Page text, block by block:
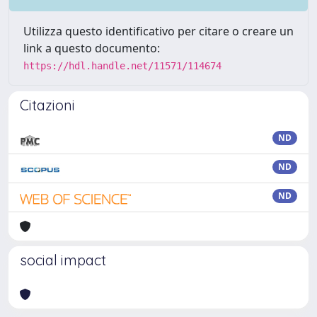
Utilizza questo identificativo per citare o creare un
link a questo documento:
https://hdl.handle.net/11571/114674
Citazioni
ND
ND
ND
social impact